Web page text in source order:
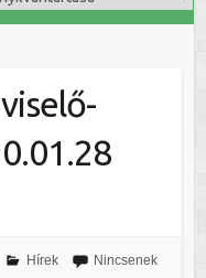
Hírek
Nincsenek